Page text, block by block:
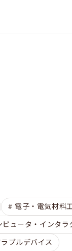
電子・電気材料
ピュータ・インタラ
ブルデバイス